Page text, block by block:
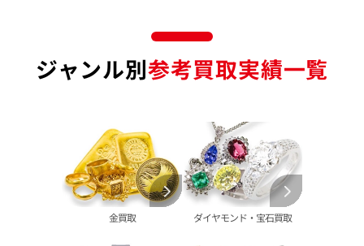
金のブレスレット 買取
金のブローチ 買取
金歯 買取
金貨･銀貨 買取
大判･小判 買取
イエローゴールド 買取
オパール 買取
パライバトルマリン 買取
パール 買取
ルイ･ヴィトン 買取
カルティエ 買取
ハリー･ウィンストン 買取
ヴァンクリーフ&
アーペル 買取
グッチ 買取
ブシュロン 買取
フィリップ 買取
エルメス 買取
シャネル 買取
オメガ 買取
タグ・ホイヤー 買取
ブレゲ 買取
ジャンル別参考買取実績一覧
金買取 ダイヤモンド・宝石買取